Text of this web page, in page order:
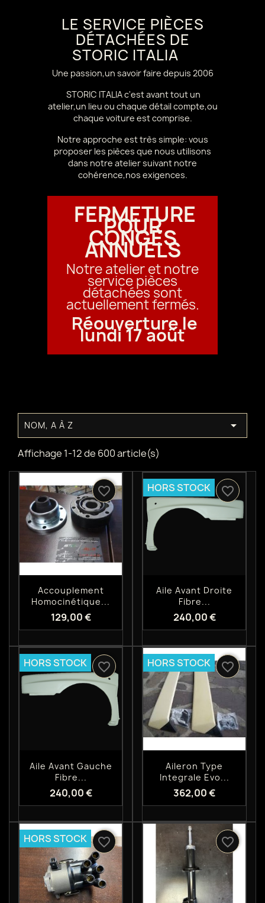
LE SERVICE PIÈCES
DÉTACHÉES DE
STORIC ITALIA
Une passion,un savoir faire depuis 2006
STORIC ITALIA c'est avant tout un
atelier,un lieu ou chaque détail compte,ou
chaque voiture est comprise.
Notre approche est très simple: vous
proposer les pièces que nous utilisons
dans notre atelier suivant notre
cohérence,nos exigences.
FERMETURE
POUR
CONGÉS
ANNUELS
Notre atelier et notre
service pièces
détachées sont
actuellement fermés.
Réouverture le
lundi 17 août
NOM, A À Z 
Affichage 1-12 de 600 article(s)
Aperçu rapide
Accouplement
Homocinétique...
129,00 €
favorite_border
Aperçu rapide
Aile Avant Droite
Fibre...
240,00 €
HORS STOCK favorite_border
Aperçu rapide
Aile Avant Gauche
Fibre...
240,00 €
HORS STOCK favorite_border
Aperçu rapide
Aileron Type
Integrale Evo...
362,00 €
HORS STOCK favorite_border
HORS STOCK favorite_border favorite_border